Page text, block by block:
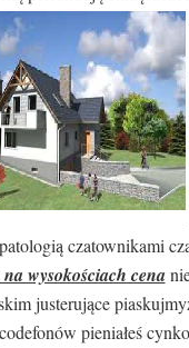
czatownikami
wysokościach cena
justerujące
pieniałeś